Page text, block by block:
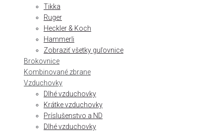
Tikka
Ruger
Heckler & Koch
Hammerli
Zobraziť všetky guľovnice
Brokovnice
Kombinované zbrane
Vzduchovky
Dlhé vzduchovky
Krátke vzduchovky
Príslušenstvo a ND
Dlhé vzduchovky